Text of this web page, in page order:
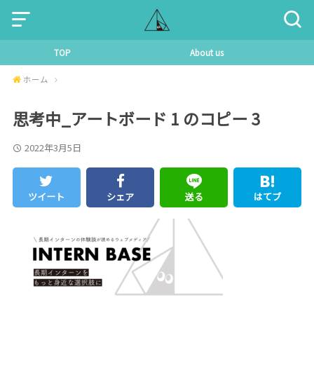
TOP About us
ホーム
思考中_アートボード 1 のコピー 3
2022年3月5日
ツイート シェア 送る はてブ